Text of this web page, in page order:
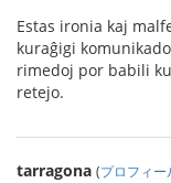
Estas ironia kaj
kuraĝigi
rimedoj por babili
retejo.
tarragona (プロフィー